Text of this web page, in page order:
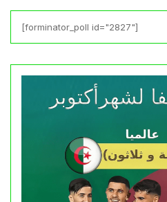
[forminator_poll id="2827"]